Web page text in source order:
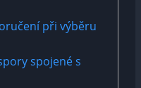
při výběru
spojené s